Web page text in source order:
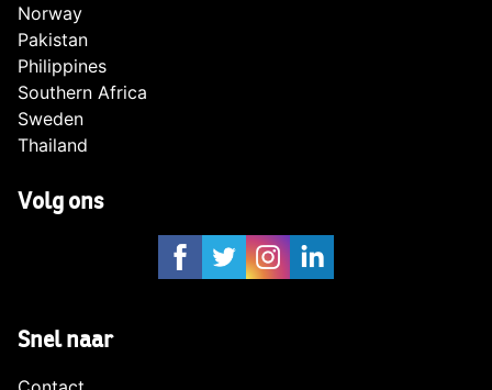
Norway
Pakistan
Philippines
Southern Africa
Sweden
Thailand
Volg ons
Snel naar